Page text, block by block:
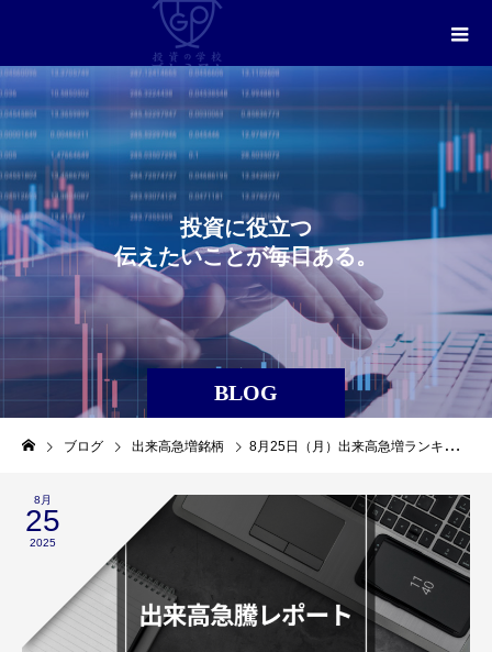
BLOG
投資に役立つ
伝え たいことが毎日ある。
ブログ 出来高急増銘柄 8月25日（月）出来高急増ランキングレポート
8月
25
2025